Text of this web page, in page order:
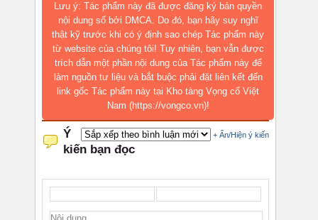
Lưu ý: Tác phẩm này đã được đăng ký bản quyền
nội dung số bởi DMCA. Do đó, bạn hãy suy nghĩ
thật kỹ trước khi có ý định sao chép Tác phẩm này
từ website của chúng tôi! Tuy nhiên, bạn vẫn được
trích dẫn một phần nội dung của Tác phẩm này để
làm nguồn tư liệu và bắt buộc phải đặt liên kết đến
link gốc Tác phẩm này tại Kho tàng Vọng cổ Việt
Nam (https://vongco.vn)!